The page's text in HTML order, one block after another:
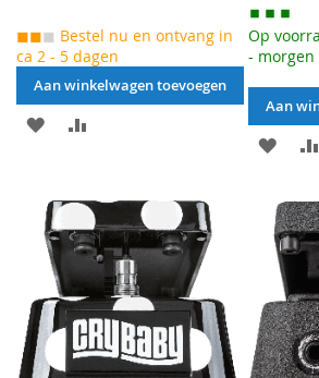
◼◼◼ Bestel nu en ontvang in
ca 2 - 5 dagen
Aan winkelwagen toevoegen
AAN
TOEVOEGEN
OM
TE
VERGELIJKEN
Op
-
Aan
AAN